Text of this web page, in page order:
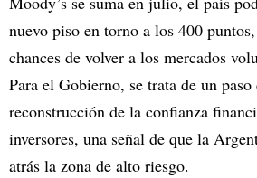
nuevo piso en torno a los 400
chances de volver a los mercados
Para el Gobierno, se trata de un paso
reconstrucción de la confianza
inversores, una señal de que la
atrás la zona de alto riesgo.